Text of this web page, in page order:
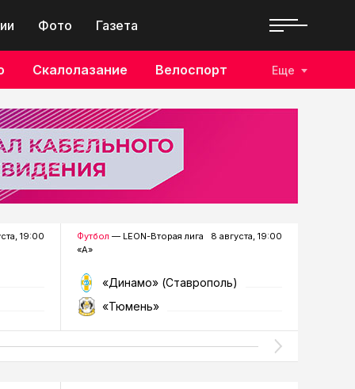
Фото Газета
Скалолазание Велоспорт Еще
19:00 Футбол — LEON-Вторая лига
«А»
8 августа, 19:00
«Динамо» (Ставрополь)
«Тюмень»